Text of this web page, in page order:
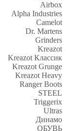
Airbox
Alpha Industries
Camelot
Dr. Martens
Grinders
Kreazot
Kreazot Классик
Kreazot Grunge
Kreazot Heavy
Ranger Boots
STEEL
Triggerix
Ultras
Динамо
ОБУВЬ